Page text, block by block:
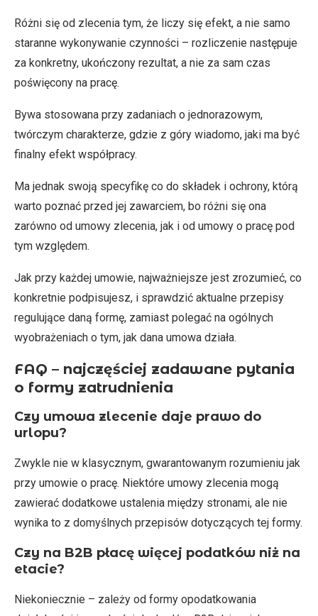
Różni się od zlecenia tym, że liczy się efekt, a nie samo
staranne wykonywanie czynności – rozliczenie następuje
za konkretny, ukończony rezultat, a nie za sam czas
poświęcony na pracę.
Bywa stosowana przy zadaniach o jednorazowym,
twórczym charakterze, gdzie z góry wiadomo, jaki ma być
finalny efekt współpracy.
Ma jednak swoją specyfikę co do składek i ochrony, którą
warto poznać przed jej zawarciem, bo różni się ona
zarówno od umowy zlecenia, jak i od umowy o pracę pod
tym względem.
Jak przy każdej umowie, najważniejsze jest zrozumieć, co
konkretnie podpisujesz, i sprawdzić aktualne przepisy
regulujące daną formę, zamiast polegać na ogólnych
wyobrażeniach o tym, jak dana umowa działa.
FAQ – najczęściej zadawane pytania
o formy zatrudnienia
Czy umowa zlecenie daje prawo do
urlopu?
Zwykle nie w klasycznym, gwarantowanym rozumieniu jak
przy umowie o pracę. Niektóre umowy zlecenia mogą
zawierać dodatkowe ustalenia między stronami, ale nie
wynika to z domyślnych przepisów dotyczących tej formy.
Czy na B2B płacę więcej podatków niż na
etacie?
Niekoniecznie – zależy od formy opodatkowania